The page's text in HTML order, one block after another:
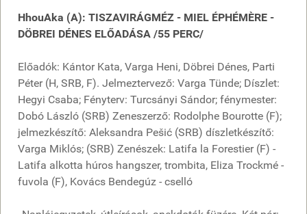
HhouAka (A): TISZAVIRÁGMÉZ - MIEL ÉPHÉMÈRE -
DÖBREI DÉNES ELŐADÁSA /55 PERC/
Előadók: Kántor Kata, Varga Heni, Döbrei Dénes, Parti
Péter (H, SRB, F). Jelmeztervező: Varga Tünde; Díszlet:
Hegyi Csaba; Fényterv: Turcsányi Sándor; fénymester:
Dobó László (SRB) Zeneszerző: Rodolphe Bourotte (F);
jelmezkészítő: Aleksandra Pešić (SRB) díszletkészítő:
Varga Miklós; (SRB) Zenészek: Latifa la Forestier (F) -
Latifa alkotta húros hangszer, trombita, Eliza Trockmé -
fuvola (F), Kovács Bendegúz - cselló